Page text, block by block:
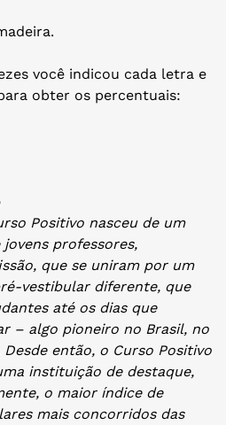
você indicou cada letra e
obter os percentuais:
Positivo nasceu de um
professores,
que se uniram por um
vestibular diferente, que
até os dias que
– algo pioneiro no Brasil, no
então, o Curso Positivo
instituição de destaque,
o maior índice de
mais concorridos das